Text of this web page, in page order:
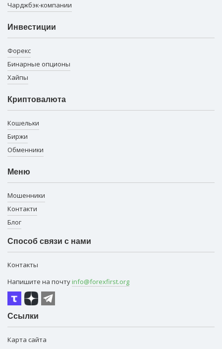
Чарджбэк-компании
Инвестиции
Форекс
Бинарные опционы
Хайпы
Криптовалюта
Кошельки
Биржи
Обменники
Меню
Мошенники
Контакти
Блог
Способ связи с нами
Контакты
Напишите на почту info@forexfirst.org
Ссылки
Карта сайта